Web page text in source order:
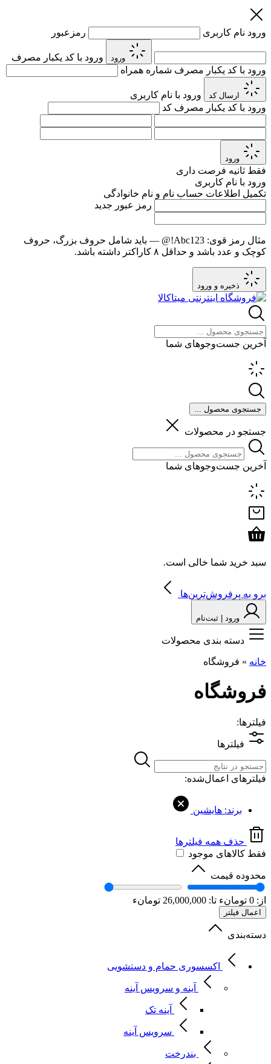
ورود نام کاربری رمزعبور
ورود
ورود با کد یکبار مصرف
ورود با کد یکبار مصرف شماره همراه
ارسال کد
ورود با نام کاربری
ورود با کد یکبار مصرف کد
ورود
فقط ثانیه فرصت داری
ورود با نام کاربری
تکمیل اطلاعات حساب نام و نام خانوادگی
رمز عبور جدید
مثال رمز قوی: Abc123!@
— باید شامل حروف بزرگ، حروف
کوچک و عدد باشد و حداقل ۸ کاراکتر داشته باشد.
ذخیره و ورود
آخرین جست‌وجوهای شما
جستجوی محصول ...
جستجو در محصولات
آخرین جست‌وجوهای شما
سبد خرید شما خالی است.
برو به پرفروش‌ترین‌ها
ورود | ثبت‌نام
دسته بندی محصولات
خانه » فروشگاه
فروشگاه
فیلترها:
فیلترها
فیلترهای اعمال‌شده:
برند: هایشین
حذف همه فیلترها
فقط کالاهای موجود
محدوده قیمت
از: 0 تومانء تا: 26,000,000 تومانء
اعمال فیلتر
دسته‌بندی
اکسسوری حمام و دستشویی
آینه و سرویس آینه
آینه تک
سرویس آینه
بندرخت